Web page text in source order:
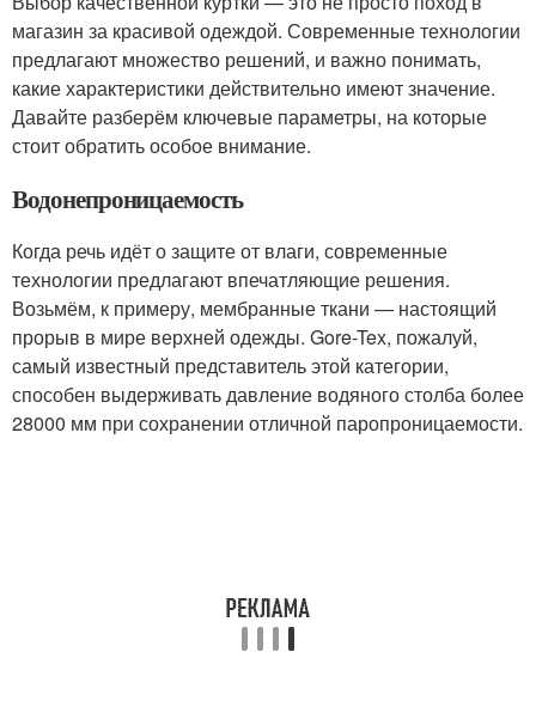
магазин за красивой одеждой. Современные технологии
предлагают множество решений, и важно понимать,
какие характеристики действительно имеют значение.
Давайте разберём ключевые параметры, на которые
стоит обратить особое внимание.
Водонепроницаемость
Когда речь идёт о защите от влаги, современные
технологии предлагают впечатляющие решения.
Возьмём, к примеру, мембранные ткани — настоящий
прорыв в мире верхней одежды. Gore-Tex, пожалуй,
самый известный представитель этой категории,
способен выдерживать давление водяного столба более
28000 мм при сохранении отличной паропроницаемости.